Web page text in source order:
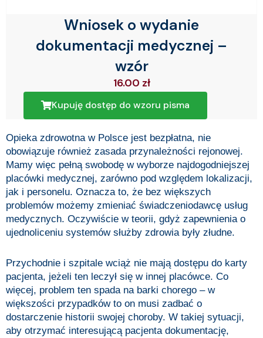
Wniosek o wydanie
dokumentacji medycznej –
wzór
16.00 zł
Kupuję dostęp do wzoru pisma
Opieka zdrowotna w Polsce jest bezpłatna, nie
obowiązuje również zasada przynależności rejonowej.
Mamy więc pełną swobodę w wyborze najdogodniejszej
placówki medycznej, zarówno pod względem lokalizacji,
jak i personelu. Oznacza to, że bez większych
problemów możemy zmieniać świadczeniodawcę usług
medycznych. Oczywiście w teorii, gdyż zapewnienia o
ujednoliceniu systemów służby zdrowia były złudne.
Przychodnie i szpitale wciąż nie mają dostępu do karty
pacjenta, jeżeli ten leczył się w innej placówce. Co
więcej, problem ten spada na barki chorego – w
większości przypadków to on musi zadbać o
dostarczenie historii swojej choroby. W takiej sytuacji,
aby otrzymać interesującą pacjenta dokumentację,